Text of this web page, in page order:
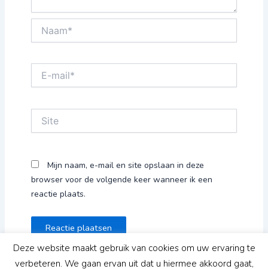
mail*
Mijn naam, e-mail en site opslaan in deze
browser voor de volgende keer wanneer ik een
reactie plaats.
Deze website maakt gebruik van cookies om uw ervaring te
verbeteren. We gaan ervan uit dat u hiermee akkoord gaat,